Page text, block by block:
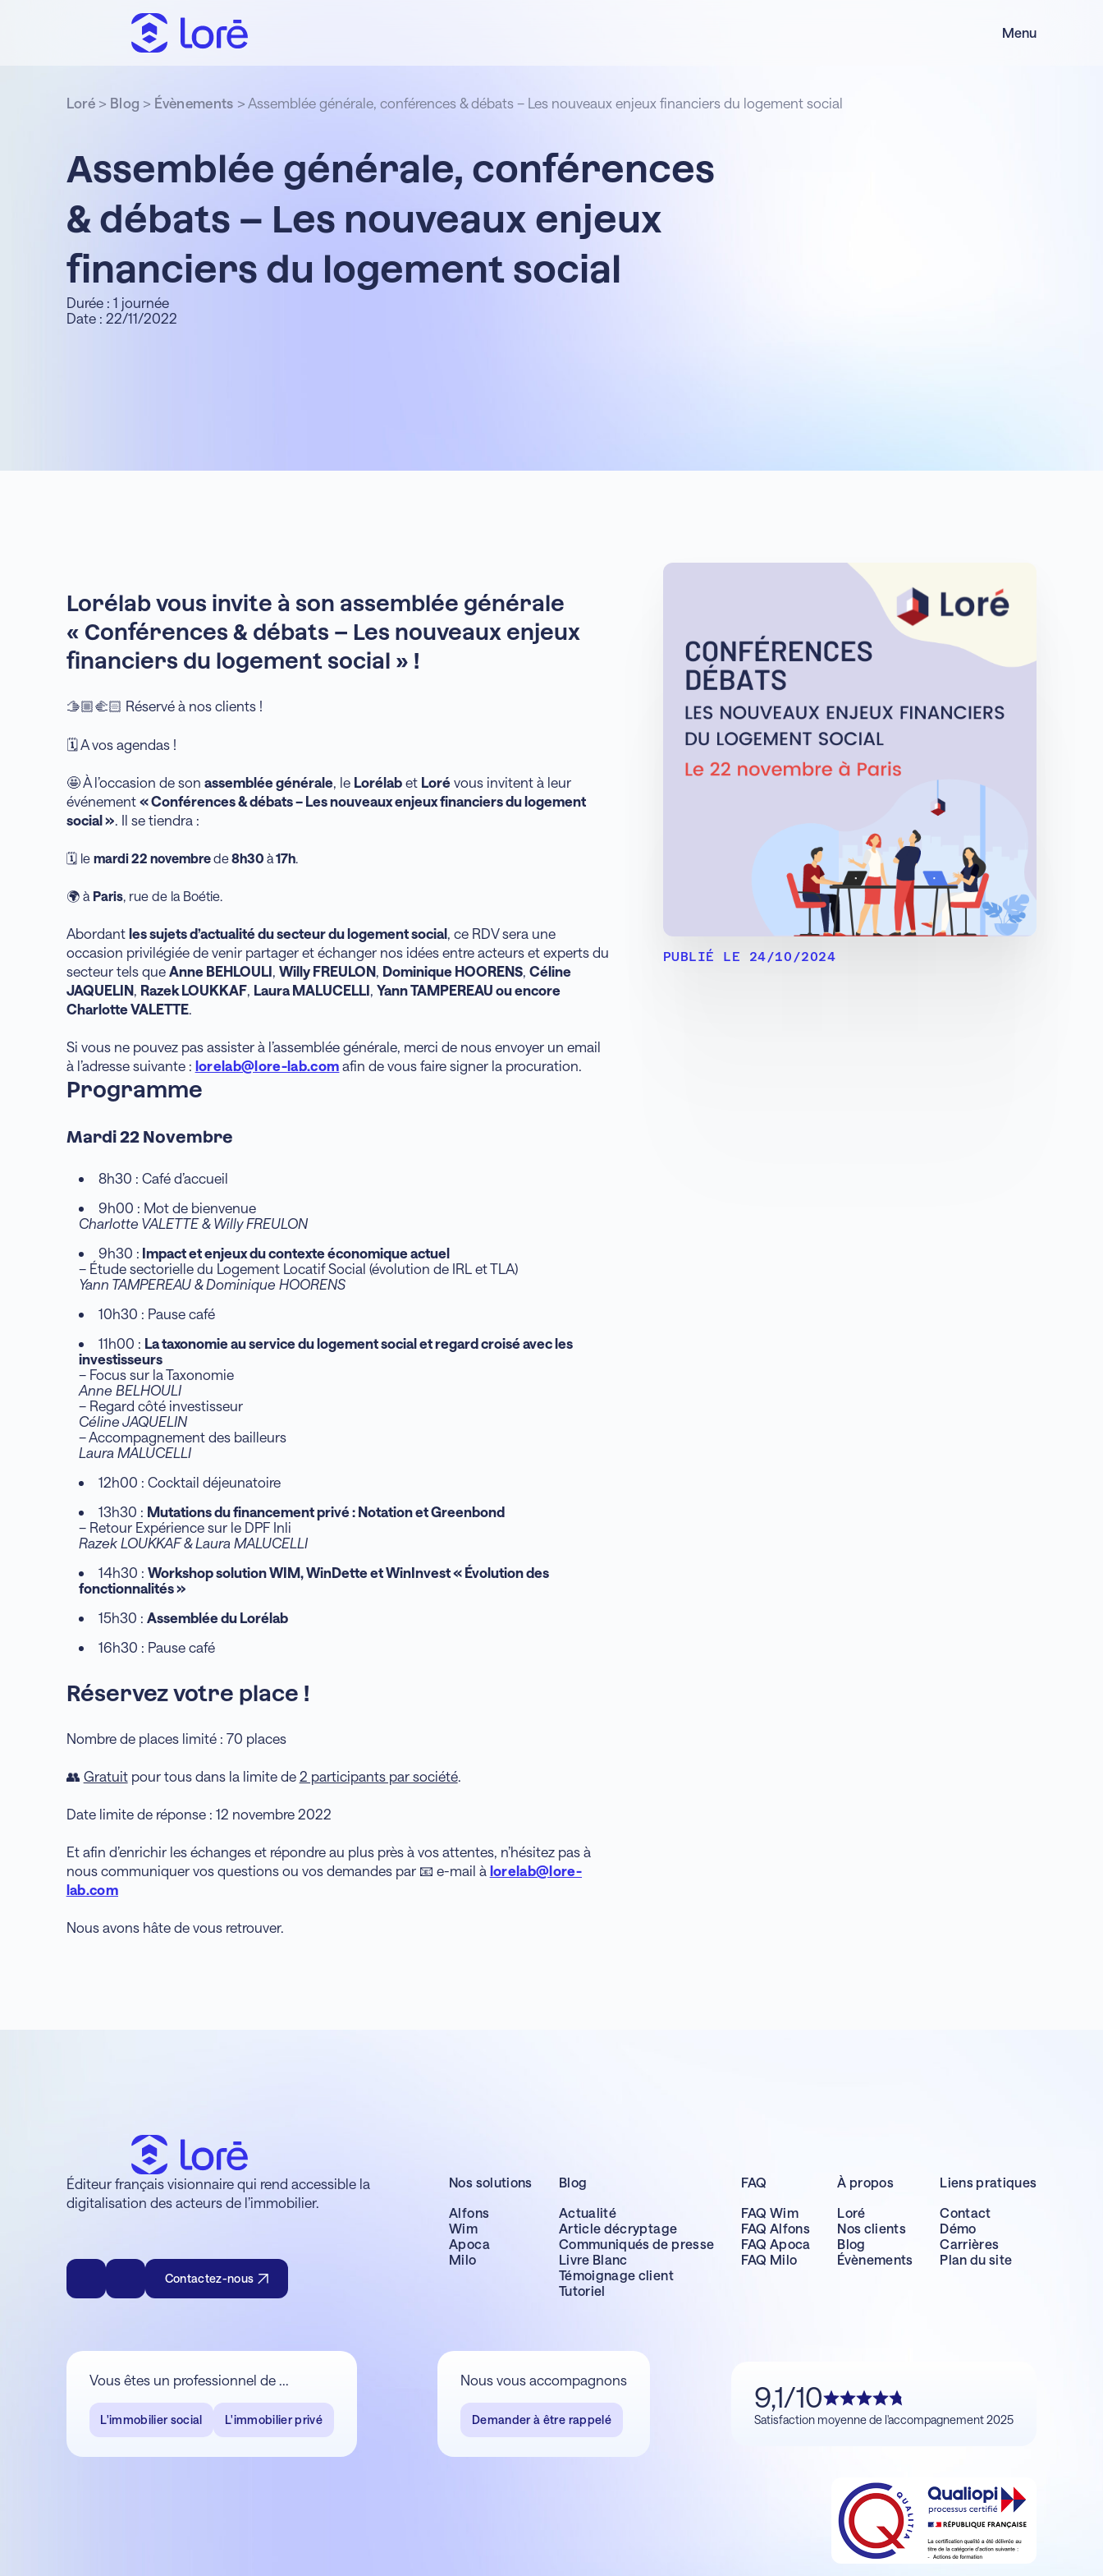
Menu
Assemblée générale, conférences
& débats – Les nouveaux enjeux
financiers du logement social
Durée : 1 journée
Date : 22/11/2022
Loré > Blog > Évènements > Assemblée générale, conférences & débats – Les nouveaux enjeux financiers du logement social
Lorélab vous invite à son assemblée générale
« Conférences & débats – Les nouveaux enjeux
financiers du logement social » !
🫱🏼‍🫲🏻 Réservé à nos clients !
🗓️ A vos agendas !
🤩 À l’occasion de son assemblée générale, le Lorélabet Lorévous invitent à leur
événement « Conférences & débats – Les nouveaux enjeux financiers du logement
social » . Il se tiendra :
🗓️ le mardi 22 novembrede8h30 à17h.
🌍 à Paris, rue de la Boétie.
Abordant les sujets d’actualité du secteur du logement social, ce RDV sera une
occasion privilégiée de venir partager et échanger nos idées entre acteurs et experts du
secteur tels que Anne BEHLOULI Willy FREULON, Dominique HOORENS, Céline
JAQUELIN, Razek LOUKKAF, Laura MALUCELLI Yann TAMPEREAU ou encore
Charlotte VALETTE.
Si vous ne pouvez pas assister à l’assemblée générale, merci de nous envoyer un email
à l’adresse suivante : lorelab@lore-lab.com afin de vous faire signer la procuration.
Programme
Mardi 22 Novembre
8h30 : Café d’accueil
9h00 : Mot de bienvenue
Charlotte VALETTE & Willy FREULON
9h30 : Impact et enjeux du contexte économique actuel
– Étude sectorielle du Logement Locatif Social (évolution de IRL et TLA)
Yann TAMPEREAU & Dominique HOORENS
10h30 : Pause café
11h00 : La taxonomie au service du logement social et regard croisé avec les
investisseurs
– Focus sur la Taxonomie
Anne BELHOULI
– Regard côté investisseur
Céline JAQUELIN
– Accompagnement des bailleurs
Laura MALUCELLI
12h00 : Cocktail déjeunatoire
13h30 : Mutations du financement privé : Notation et Greenbond
– Retour Expérience sur le DPF Inli
Razek LOUKKAF &Laura MALUCELLI
14h30 : Workshop solution WIM, WinDette et WinInvest « Évolution des
fonctionnalités »
15h30 : Assemblée du Lorélab
16h30 : Pause café
Réservez votre place !
Nombre de places limité : 70 places
👥 Gratuitpour tous dans la limite de 2 participants par société.
Date limite de réponse : 12 novembre 2022
Et afin d’enrichir les échanges et répondre au plus près à vos attentes, n’hésitez pas à
nous communiquer vos questions ou vos demandes par 📧 e-mail à lorelab@lore-
lab.com
Nous avons hâte de vous retrouver.
PUBLIÉ LE 24/10/2024
Éditeur français visionnaire qui rend accessible la
digitalisation des acteurs de l’immobilier.
Contactez-nous
Nos solutions
Alfons
Wim
Apoca
Milo
Blog
Actualité
Article décryptage
Communiqués de presse
Livre Blanc
Témoignage client
Tutoriel
FAQ
FAQ Wim
FAQ Alfons
FAQ Apoca
FAQ Milo
À propos
Loré
Nos clients
Blog
Évènements
Liens pratiques
Contact
Démo
Carrières
Plan du site
Vous êtes un professionnel de ...
L'immobilier social L'immobilier privé
Nous vous accompagnons
Demander à être rappelé
9,1/10
Satisfaction moyenne de l'accompagnement 2025